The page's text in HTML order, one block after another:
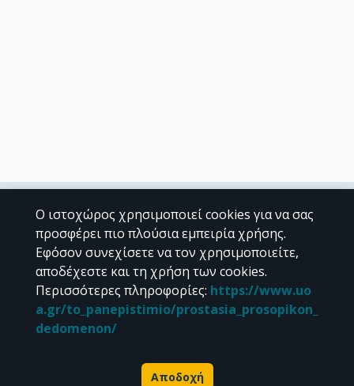
Διεύθυνση Βιβλιοθήκης & Κέντρου Πληροφόρησης
Βιβλιοθήκες Σχολών του ΕΚΠΑ
Υπολογιστικό Κέντρο Βιβλιοθηκών
Επικοινωνία / Helpdesk
Ο ιστοχώρος χρησιμοποιεί cookies για να σας
προσφέρει πιο πλούσια εμπειρία χρήσης.
Εφόσον συνεχίσετε να τον χρησιμοποιείτε,
αποδέχεστε και τη χρήση των cookies.
Περισσότερες πληροφορίες: https://www.uo
a.gr/to_panepistimio/prostasia_prosopikon_
dedomenon/
Αποδοχή